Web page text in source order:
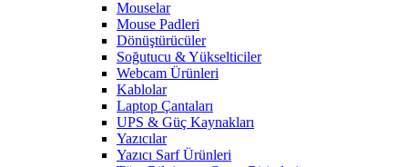
Mouselar
Mouse Padleri
Dönüştürücüler
Soğutucu & Yükselticiler
Webcam Ürünleri
Kablolar
Laptop Çantaları
UPS & Güç Kaynakları
Yazıcılar
Yazıcı Sarf Ürünleri